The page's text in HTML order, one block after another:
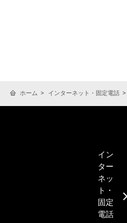
ホーム インターネット・固定電話
イン
ター
ネッ
ト・
固定
電話